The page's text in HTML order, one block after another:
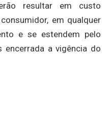
resultar em custo
em qualquer
e se estendem pelo
a vigência do